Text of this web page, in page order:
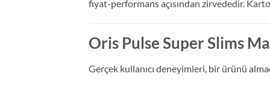
fiyat-performans açısından zirvededir.
Oris Pulse Super Slims
Gerçek kullanıcı deneyimleri, bir ürünü